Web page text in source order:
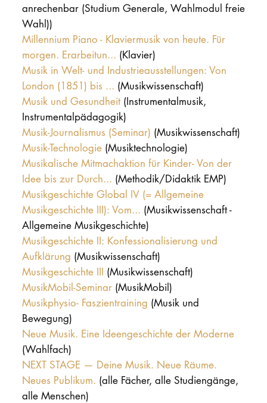
anrechenbar (Studium Generale, Wahlmodul freie
Wahl))
Millennium Piano - Klaviermusik von heute. Für
morgen. Erarbeitun... (Klavier)
Musik in Welt- und Industrieausstellungen: Von
London (1851) bis ... (Musikwissenschaft)
Musik und Gesundheit (Instrumentalmusik,
Instrumentalpädagogik)
Musik-Journalismus (Seminar) (Musikwissenschaft)
Musik-Technologie (Musiktechnologie)
Musikalische Mitmachaktion für Kinder- Von der
Idee bis zur Durch... (Methodik/Didaktik EMP)
Musikgeschichte Global IV (= Allgemeine
Musikgeschichte III): Vom... (Musikwissenschaft -
Allgemeine Musikgeschichte)
Musikgeschichte II: Konfessionalisierung und
Aufklärung (Musikwissenschaft)
Musikgeschichte III (Musikwissenschaft)
MusikMobil-Seminar (MusikMobil)
Musikphysio- Faszientraining (Musik und
Bewegung)
Neue Musik. Eine Ideengeschichte der Moderne
(Wahlfach)
NEXT STAGE — Deine Musik. Neue Räume.
Neues Publikum. (alle Fächer, alle Studiengänge,
alle Menschen)